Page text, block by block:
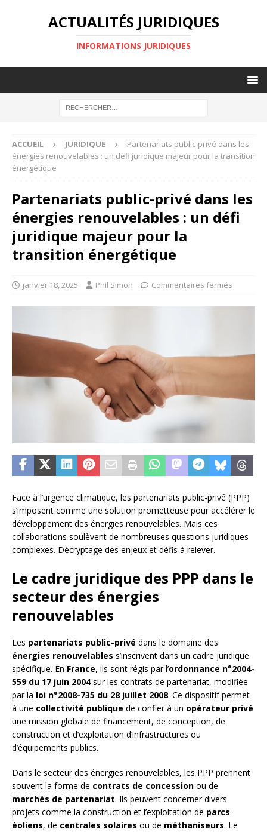
ACTUALITÉS JURIDIQUES
INFORMATIONS JURIDIQUES
ACCUEIL JURIDIQUE
Partenariats public-privé dans les
énergies renouvelables : un défi juridique majeur pour la transition
énergétique
Partenariats public-privé dans les
énergies renouvelables : un défi
juridique majeur pour la
transition énergétique
janvier 18, 2025 Phil Simon Commentaires fermés
Face à l’urgence climatique, les partenariats public-privé (PPP)
s’imposent comme une solution prometteuse pour accélérer le
développement des énergies renouvelables. Mais ces
collaborations soulèvent de nombreuses questions juridiques
complexes. Décryptage des enjeux et défis à relever.
Le cadre juridique des PPP dans le
secteur des énergies
renouvelables
Les partenariats public-privé dans le domaine des
énergies renouvelables s’inscrivent dans un cadre juridique
spécifique. En France, ils sont régis par l’ordonnance n°2004-
559 du 17 juin 2004sur les contrats de partenariat, modifiée
par la loi n°2008-735 du 28 juillet 2008. Ce dispositif permet
à une collectivité publique de confier à un opérateur privé
une mission globale de financement, de conception, de
construction et d’exploitation d’infrastructures ou
d’équipements publics.
Dans le secteur des énergies renouvelables, les PPP prennent
souvent la forme de contrats de concession ou de
marchés de partenariat. Ils peuvent concerner divers
projets comme la construction et l’exploitation de parcs
éoliens, de centrales solaires ou de méthaniseurs. Le